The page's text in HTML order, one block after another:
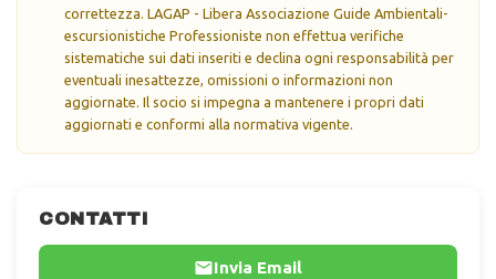
CONTATTI
Invia Email
correttezza. LAGAP - Libera Associazione Guide Ambientali-
escursionistiche Professioniste non effettua verifiche
sistematiche sui dati inseriti e declina ogni responsabilità per
eventuali inesattezze, omissioni o informazioni non
aggiornate. Il socio si impegna a mantenere i propri dati
aggiornati e conformi alla normativa vigente.